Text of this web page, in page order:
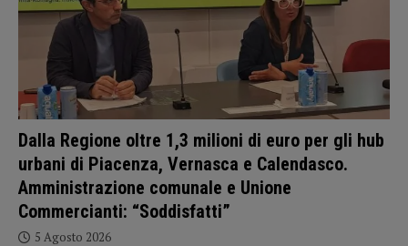
Dalla Regione oltre 1,3 milioni di euro per gli hub
urbani di Piacenza, Vernasca e Calendasco.
Amministrazione comunale e Unione
Commercianti: “Soddisfatti”
5 Agosto 2026